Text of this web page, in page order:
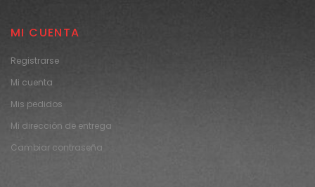
MI CUENTA
Registrarse
Mi cuenta
Mis pedidos
Mi dirección de entrega
Cambiar contraseña